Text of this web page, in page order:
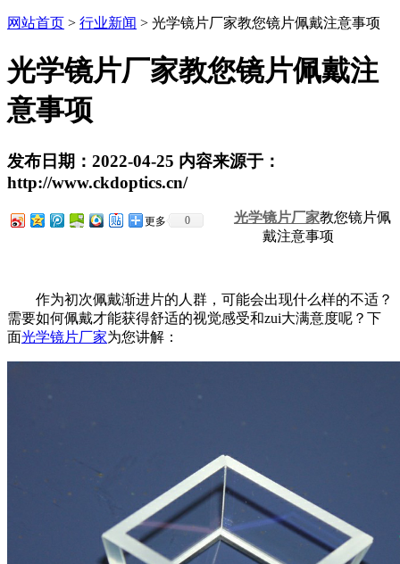
网站首页 > 行业新闻 > ​光学镜片厂家教您镜片佩戴注意事项
​光学镜片厂家教您镜片佩戴注
意事项
发布日期：2022-04-25 内容来源于：
http://www.ckdoptics.cn/
更多 0 光学镜片厂家教您镜片佩
戴注意事项
作为初次佩戴渐进片的人群，可能会出现什么样的不适？
需要如何佩戴才能获得舒适的视觉感受和zui大满意度呢？下
面光学镜片厂家为您讲解：